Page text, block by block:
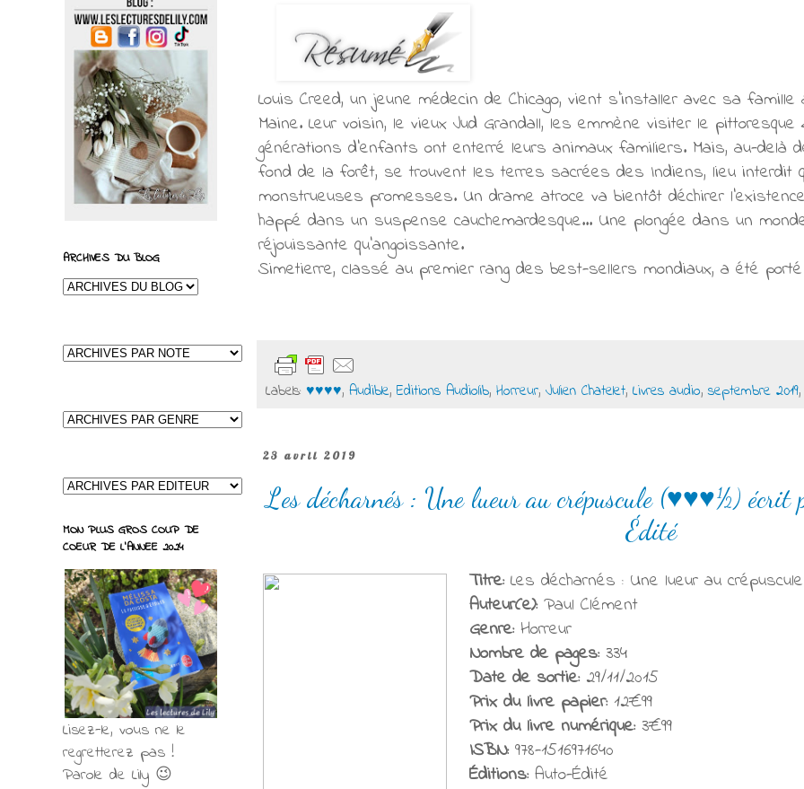
Louis Creed, un jeune médecin de Chicago, vient s'installer avec sa famille
Maine. Leur voisin, le vieux Jud Grandall, les emmène visiter le
générations d'enfants ont enterré leurs animaux familiers. Mais, au-
fond de la forêt, se trouvent les terres sacrées des Indiens, lieu interdit
monstrueuses promesses. Un drame atroce va bientôt déchirer
happé dans un suspense cauchemardesque... Une plongée dans un
réjouissante qu’angoissante.
Simetierre, classé au premier rang des best-sellers mondiaux, a été
Labels: ♥♥♥♥, Audible, Editions Audiolib, Horreur, Julien Chatelet, Livres audio,septembre 2019,
23 avril 2019
Les décharnés : Une lueur au crépuscule (♥♥♥½) écrit
Édité
Titre: Les décharnés : Une lueur au crépuscule
Auteur(e): Paul Clément
Genre: Horreur
Nombre de pages: 334
Date de sortie: 29/11/2015
Prix du livre papier: 12€99
Prix du livre numérique: 3€99
ISBN: 978-1516971640
Éditions: Auto-Édité
ARCHIVES DU BLOG
MON PLUS GROS COUP DE
COEUR DE L'ANNEE 2024
Lisez-le, vous ne le
regretterez pas !
Parole de Lily 😉